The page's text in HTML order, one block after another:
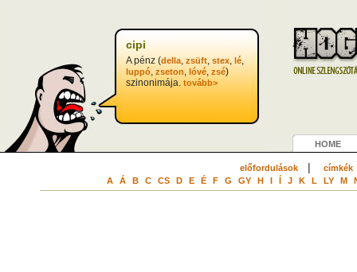
cipi
A pénz (della, zsüft, stex, lé,
luppó, zseton, lóvé, zsé)
szinonimája. tovább>
HOME
előfordulások| címkék
A Á B C CS D E É F G GY H I Í J K L LY M